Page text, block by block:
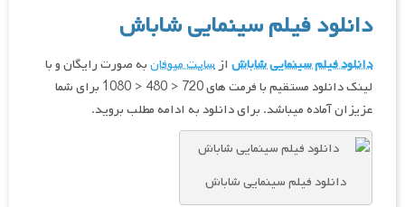
دانلود فیلم سینمایی شاباش
دانلود فیلم سینمایی شاباش ازسایت میوفانبه صورت رایگان و با
لینک دانلود مستقیم با فرمت های 720 < 480 < 1080 برای شما
عزیزان آماده میباشد. برای دانلود به ادامه مطلب بروید.
دانلود فیلم سینمایی شاباش